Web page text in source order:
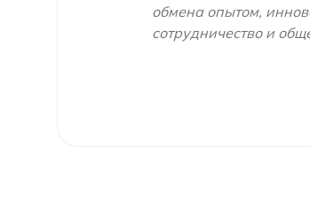
обмена опытом,
сотрудничество и